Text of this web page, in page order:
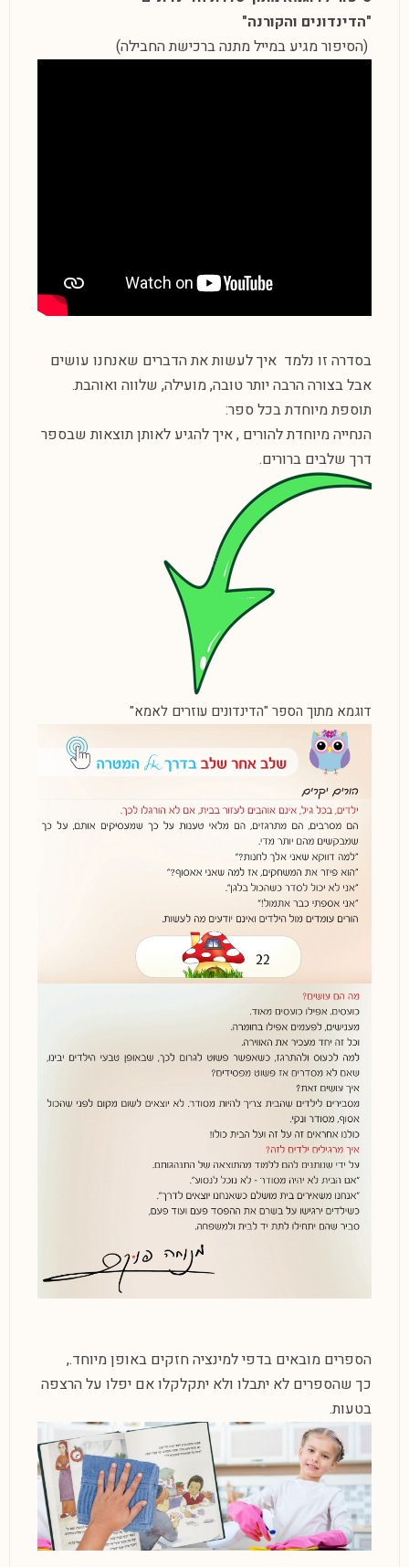
"הדינדונים והקורנה"
(הסיפור מגיע במייל מתנה ברכישת החבילה)
בסדרה זו נלמד איך לעשות את הדברים שאנחנו עושים
אבל בצורה הרבה יותר טובה, מועילה, שלווה ואוהבת.
תוספת מיוחדת בכל ספר:
הנחייה מיוחדת להורים , איך להגיע לאותן תוצאות שבספר
דרך שלבים ברורים.
דוגמא מתוך הספר "הדינדונים עוזרים לאמא"
הספרים מובאים בדפי למינציה חזקים באופן מיוחד.,
כך שהספרים לא יתבלו ולא יתקלקלו אם יפלו על הרצפה
בטעות.